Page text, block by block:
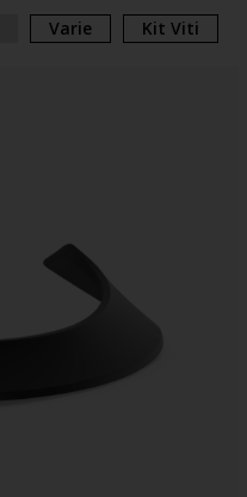
Varie Kit Viti